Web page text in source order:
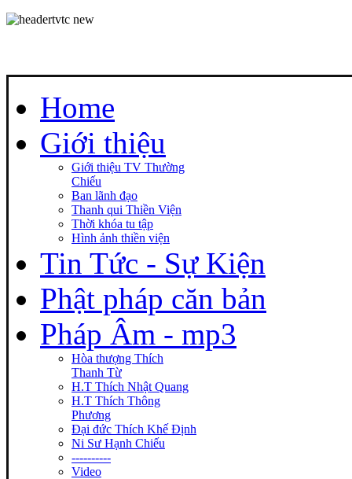
Home
Giới thiệu
Giới thiệu TV Thường
Chiếu
Ban lãnh đạo
Thanh qui Thiền Viện
Thời khóa tu tập
Hình ảnh thiền viện
Tin Tức - Sự Kiện
Phật pháp căn bản
Pháp Âm - mp3
Hòa thượng Thích
Thanh Từ
H.T Thích Nhật Quang
H.T Thích Thông
Phương
Đại đức Thích Khế Định
Ni Sư Hạnh Chiếu
----------
Video